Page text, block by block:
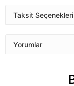
Taksit Seçenekleri
Yorumlar